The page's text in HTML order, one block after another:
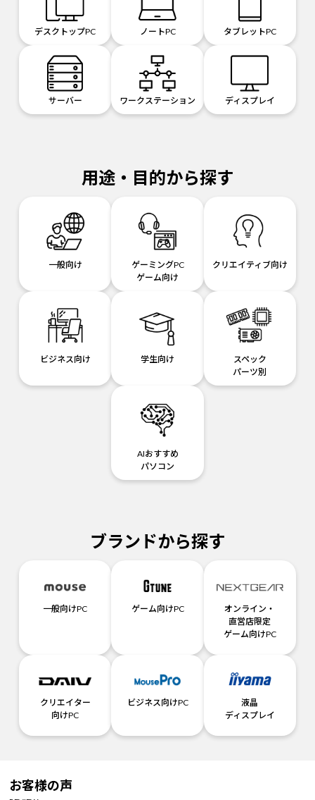
デスクトップPC ノートPC タブレットPC
サーバー ワークステーション ディスプレイ
用途・目的から探す
一般向け
ゲーミングPC
ゲーム向け
クリエイティブ向け
ビジネス向け 学生向け
スペック
パーツ別
AIおすすめ
パソコン
ブランドから探す
一般向けPC ゲーム向けPC
オンライン・
直営店限定
ゲーム向けPC
クリエイター
向けPC
ビジネス向けPC
液晶
ディスプレイ
お客様の声